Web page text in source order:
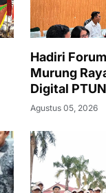
Hadiri
Murung
Digital
Agustus 05, 2026